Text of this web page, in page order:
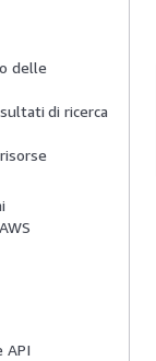
delle
di ricerca
API